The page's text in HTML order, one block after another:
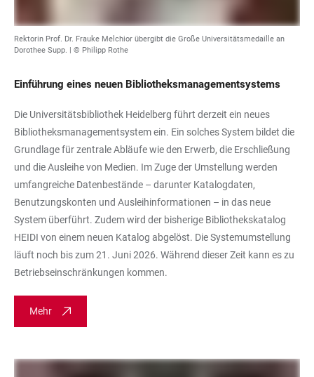
Rektorin Prof. Dr. Frauke Melchior übergibt die Große Universitätsmedaille an
Dorothee Supp. | © Philipp Rothe
Einführung eines neuen Bibliotheksmanagementsystems
Die Universitätsbibliothek Heidelberg führt derzeit ein neues
Bibliotheksmanagementsystem ein. Ein solches System bildet die
Grundlage für zentrale Abläufe wie den Erwerb, die Erschließung
und die Ausleihe von Medien. Im Zuge der Umstellung werden
umfangreiche Datenbestände – darunter Katalogdaten,
Benutzungskonten und Ausleihinformationen – in das neue
System überführt. Zudem wird der bisherige Bibliothekskatalog
HEIDI von einem neuen Katalog abgelöst. Die Systemumstellung
läuft noch bis zum 21. Juni 2026. Während dieser Zeit kann es zu
Betriebseinschränkungen kommen.
Mehr